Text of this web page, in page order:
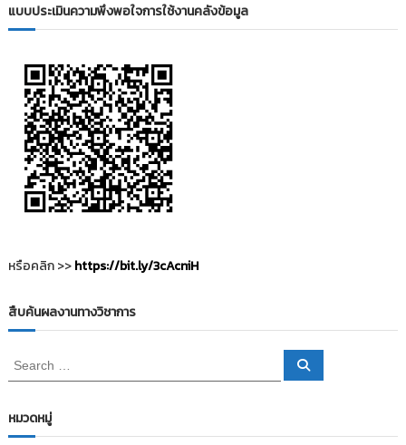
ว
แบบประเมินความพึงพอใจการใช้งานคลังข้อมูล
หรือคลิก >>https://bit.ly/3cAcniH
สืบค้นผลงานทางวิชาการ
e
r
c
S
หมวดหมู่